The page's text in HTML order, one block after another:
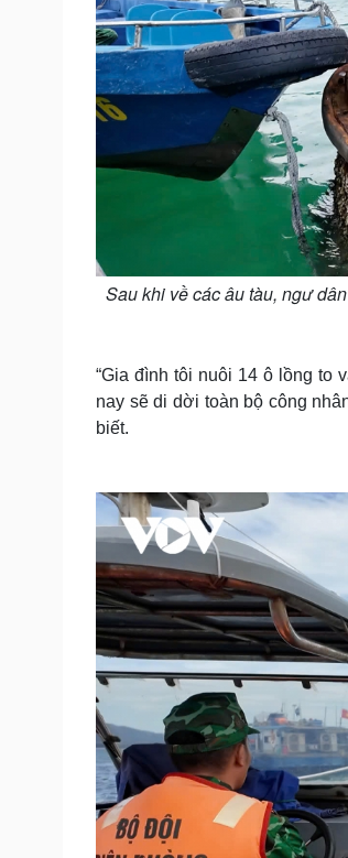
Sau khi về các âu tàu, ngư
“Gia đình tôi nuôi 14 ô lồng to
nay sẽ di dời toàn bộ công
biết.